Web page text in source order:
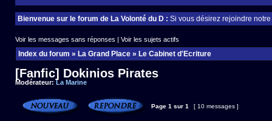
Bienvenue sur le forum de La Volonté du D : Si vous désirez rejoindre
Voir les messages sans réponses | Voir les sujets actifs
Index du forum » La Grand Place » Le Cabinet d'Ecriture
[Fanfic] Dokinios Pirates
Modérateur:La Marine
Page 1 sur 1 [ 10 messages ]